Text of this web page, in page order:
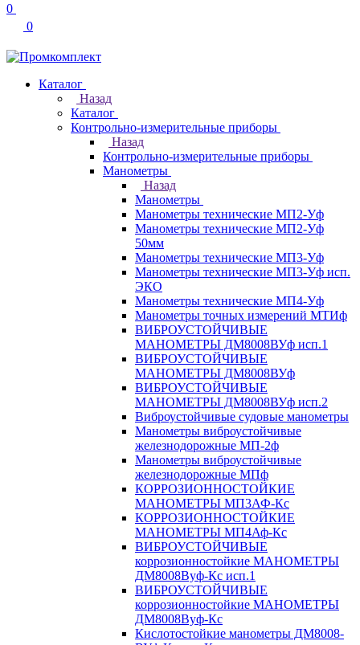
0
0
Каталог
Назад
Каталог
Контрольно-измерительные приборы
Назад
Контрольно-измерительные приборы
Манометры
Назад
Манометры
Манометры технические МП2-Уф
Манометры технические МП2-Уф
50мм
Манометры технические МП3-Уф
Манометры технические МП3-Уф исп.
ЭКО
Манометры технические МП4-Уф
Манометры точных измерений МТИф
ВИБРОУСТОЙЧИВЫЕ
МАНОМЕТРЫ ДМ8008ВУф исп.1
ВИБРОУСТОЙЧИВЫЕ
МАНОМЕТРЫ ДМ8008ВУф
ВИБРОУСТОЙЧИВЫЕ
МАНОМЕТРЫ ДМ8008ВУф исп.2
Виброустойчивые судовые манометры
Манометры виброустойчивые
железнодорожные МП-2ф
Манометры виброустойчивые
железнодорожные МПф
КОРРОЗИОННОСТОЙКИЕ
МАНОМЕТРЫ МП3АФ-Кс
КОРРОЗИОННОСТОЙКИЕ
МАНОМЕТРЫ МП4Аф-Кс
ВИБРОУСТОЙЧИВЫЕ
коррозионностойкие МАНОМЕТРЫ
ДМ8008Вуф-Кс исп.1
ВИБРОУСТОЙЧИВЫЕ
коррозионностойкие МАНОМЕТРЫ
ДМ8008Вуф-Кс
Кислотостойкие манометры ДМ8008-